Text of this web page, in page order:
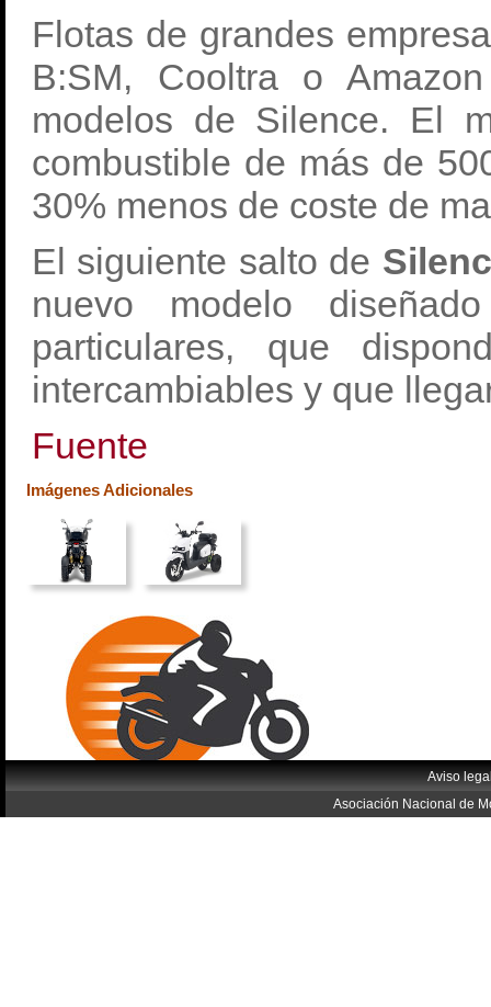
Flotas de grandes
B:SM, Cooltra o
modelos de Silence. El
combustible de más de
30% menos de coste de
El siguiente salto de
nuevo modelo
particulares, que
intercambiables y que
Fuente
Imágenes Adicionales
Aviso
Asociación Nacional de